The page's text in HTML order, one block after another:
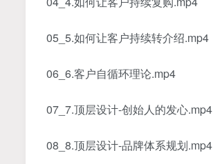
05_5.如何让客户持续转介绍.mp4
06_6.客户自循环理论.mp4
07_7.顶层设计-创始人的发心.mp4
08_8.顶层设计-品牌体系规划.mp4